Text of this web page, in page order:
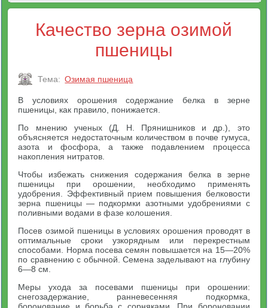
Качество зерна озимой
пшеницы
Тема: Озимая пшеница
В условиях орошения содержание белка в зерне
пшеницы, как правило, понижается.
По мнению ученых (Д. Н. Прянишников и др.), это
объясняется недостаточным количеством в почве гумуса,
азота и фосфора, а также подавлением процесса
накопления нитратов.
Чтобы избежать снижения содержания белка в зерне
пшеницы при орошении, необходимо применять
удобрения. Эффективный прием повышения белковости
зерна пшеницы — подкормки азотными удобрениями с
поливными водами в фазе колошения.
Посев озимой пшеницы в условиях орошения проводят в
оптимальные сроки узкорядным или перекрестным
способами. Норма посева семян повышается на 15—20%
по сравнению с обычной. Семена заделывают на глубину
6—8 см.
Меры ухода за посевами пшеницы при орошении:
снегозадержание, ранневесенняя подкормка,